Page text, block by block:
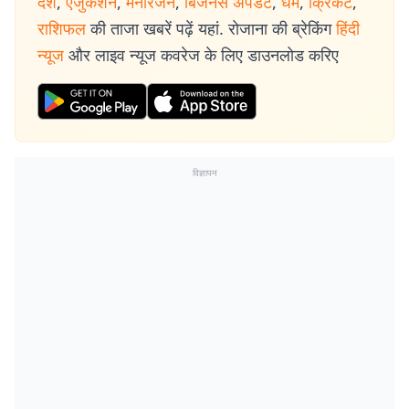
राशिफल की ताजा खबरें पढ़ें यहां. रोजाना की ब्रेकिंग हिंदी
न्यूज और लाइव न्यूज कवरेज के लिए डाउनलोड करिए
विज्ञापन